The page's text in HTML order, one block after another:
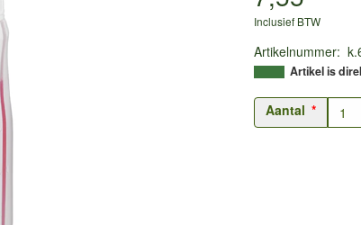
Inclusief BTW
Artikelnummer:
Artikel is
Aantal